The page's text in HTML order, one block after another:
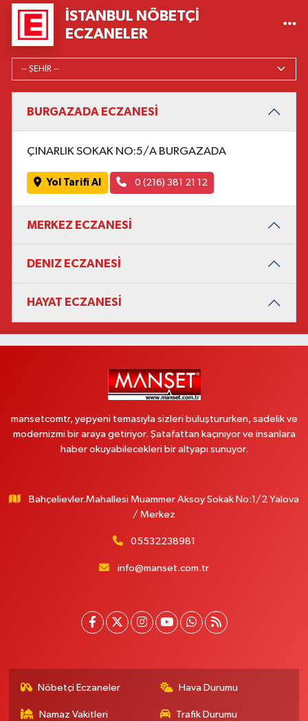
İSTANBUL NÖBETÇI
ECZANELER
BURGAZADA ECZANESİ
ÇINARLIK SOKAK NO:5/A BURGAZADA
Yol Tarifi Al 0 (216) 381 21 12
MERKEZ ECZANESİ
DENIZ ECZANESİ
HAYAT ECZANESİ
mansetcomtr, yepyeni temasıyla sizleri buluştururken, sadelik ve
modernizmi bir araya getiriyor. Şatafattan kaçınıyor ve insanlara
haber okuyabilecekleri bir altyapı sunuyor.
Bahçelievler.Mahallesi Muammer Aksoy Sokak No:1/2 Yalova
/ Merkez
05532238981
info@manset.com.tr
Nöbetçi Eczaneler Hava Durumu
Namaz Vakitleri Trafik Durumu